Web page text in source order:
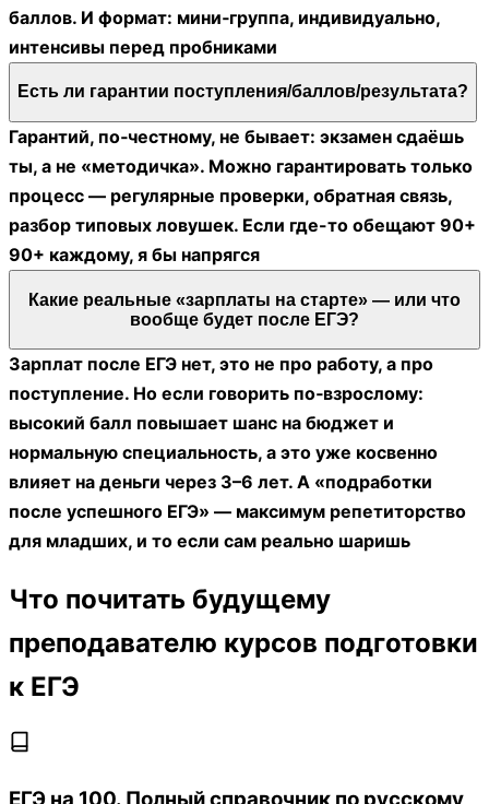
баллов. И формат: мини‑группа, индивидуально,
интенсивы перед пробниками
Есть ли гарантии поступления/баллов/результата?
Гарантий, по‑честному, не бывает: экзамен сдаёшь
ты, а не «методичка». Можно гарантировать только
процесс — регулярные проверки, обратная связь,
разбор типовых ловушек. Если где-то обещают 90+
90+ каждому, я бы напрягся
Какие реальные «зарплаты на старте» — или что
вообще будет после ЕГЭ?
Зарплат после ЕГЭ нет, это не про работу, а про
поступление. Но если говорить по‑взрослому:
высокий балл повышает шанс на бюджет и
нормальную специальность, а это уже косвенно
влияет на деньги через 3–6 лет. А «подработки
после успешного ЕГЭ» — максимум репетиторство
для младших, и то если сам реально шаришь
Что почитать будущему
преподавателю курсов подготовки
к ЕГЭ
ЕГЭ на 100. Полный справочник по русскому